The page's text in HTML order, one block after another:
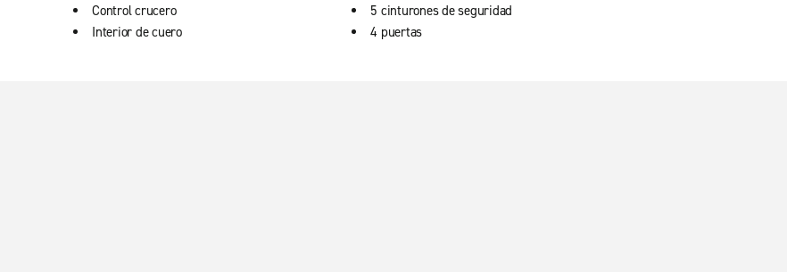
Control crucero
Interior de cuero
5 cinturones de seguridad
4 puertas